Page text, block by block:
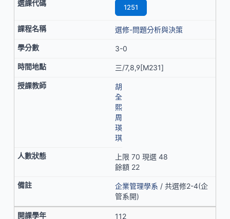
1251
選修-問題分析與決策
3-0
三/7,8,9[M231]
胡
全
熙
周
瑛
琪
上限 70 現選 48
餘額 22
企業管理學系 / 共選修2-4(企
管系開)
112